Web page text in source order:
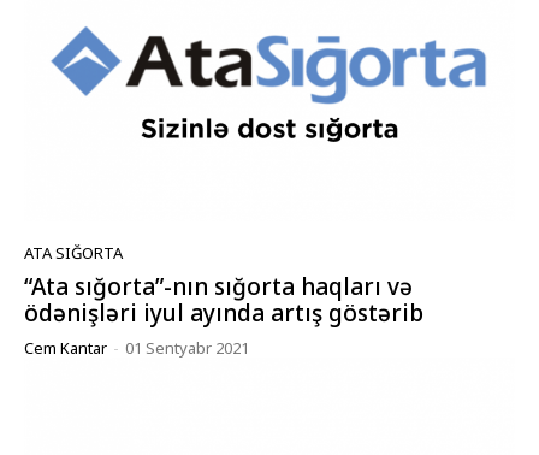
ATA SIĞORTA
“Ata sığorta”-nın sığorta haqları və
ödənişləri iyul ayında artış göstərib
Cem Kantar - 01 Sentyabr 2021